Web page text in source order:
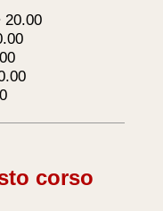
20.00
corso